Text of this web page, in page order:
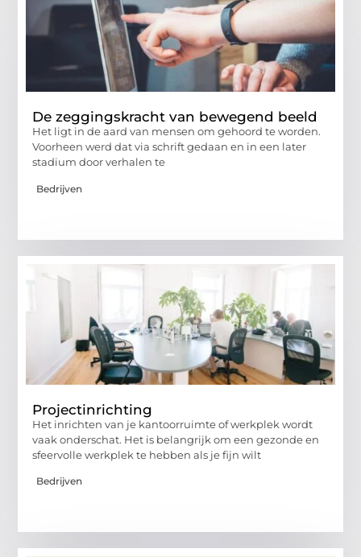
De zeggingskracht van bewegend beeld
Het ligt in de aard van mensen om gehoord te worden.
Voorheen werd dat via schrift gedaan en in een later
stadium door verhalen te
Bedrijven
Projectinrichting
Het inrichten van je kantoorruimte of werkplek wordt
vaak onderschat. Het is belangrijk om een gezonde en
sfeervolle werkplek te hebben als je fijn wilt
Bedrijven